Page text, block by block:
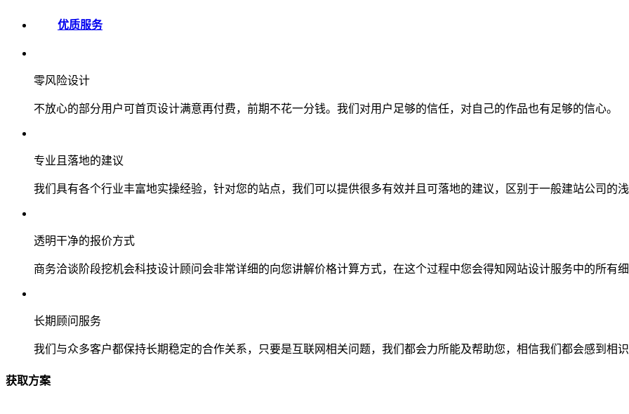
优质服务
零风险设计
不放心的部分用户可首页设计满意再付费，前期不花一分钱。我们对用户足够的信任，对自己的作品也有足够的信心。
专业且落地的建议
我们具有各个行业丰富地实操经验，针对您的站点，我们可以提供很多有效并且可落地的建议，区别于一般建站公司的
透明干净的报价方式
商务洽谈阶段挖机会科技设计顾问会非常详细的向您讲解价格计算方式，在这个过程中您会得知网站设计服务中的所有
长期顾问服务
我们与众多客户都保持长期稳定的合作关系，只要是互联网相关问题，我们都会力所能及帮助您，相信我们都会感到相
获取方案